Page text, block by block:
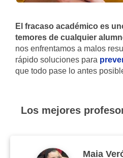
El fracaso académico es
temores de cualquier
nos enfrentamos a malos
rápido soluciones para
que todo pase lo antes
Los mejores
Maia